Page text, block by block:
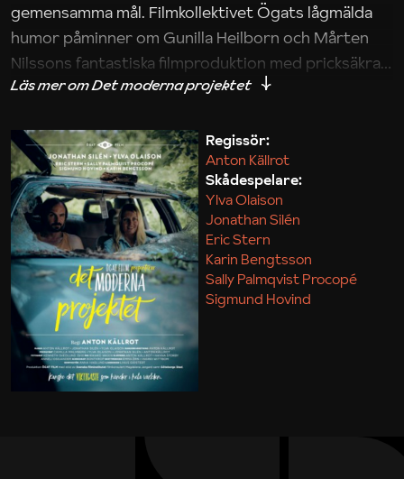
gemensamma mål. Filmkollektivet Ögats lågmälda
humor påminner om Gunilla Heilborn och Mårten
Nilssons fantastiska filmproduktion med pricksäkra
iakttagelser om hur svårt det kan vara att omsätta
Maja Kekonius
Regissör:
Anton Källrot
Skådespelare:
Ylva Olaison
Jonathan Silén
Eric Stern
Karin Bengtsson
Sally Palmqvist Procopé
Sigmund Hovind